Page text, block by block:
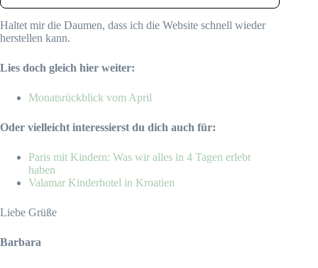
Haltet mir die Daumen, dass ich die Website schnell wieder
herstellen kann.
Lies doch gleich hier weiter:
Monatsrückblick vom April
Oder vielleicht interessierst du dich auch für:
Paris mit Kindern: Was wir alles in 4 Tagen erlebt
haben
Valamar Kinderhotel in Kroatien
Liebe Grüße
Barbara